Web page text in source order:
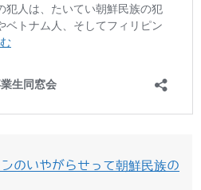
のいやがらせって朝鮮民族の